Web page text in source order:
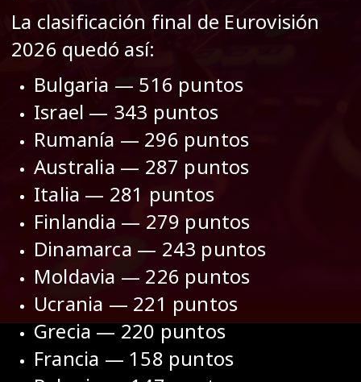
La clasificación final de Eurovisión
2026 quedó así:
Bulgaria — 516 puntos
Israel — 343 puntos
Rumanía — 296 puntos
Australia — 287 puntos
Italia — 281 puntos
Finlandia — 279 puntos
Dinamarca — 243 puntos
Moldavia — 226 puntos
Ucrania — 221 puntos
Grecia — 220 puntos
Francia — 158 puntos